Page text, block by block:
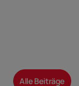
Alle Beiträge